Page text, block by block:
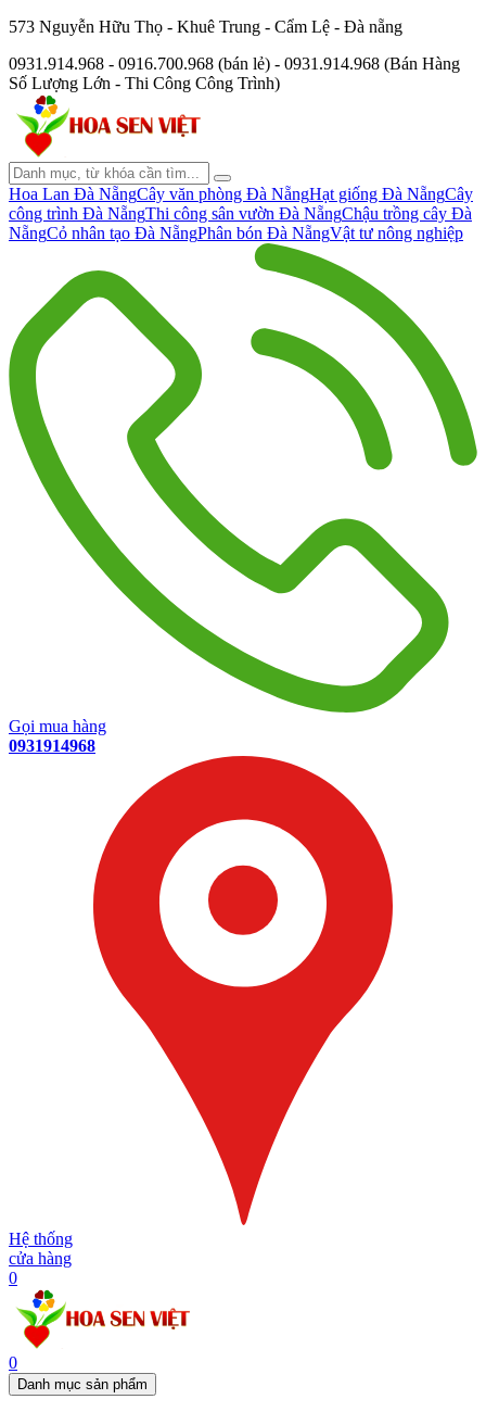
573 Nguyễn Hữu Thọ - Khuê Trung - Cẩm Lệ - Đà nẵng
0931.914.968 - 0916.700.968 (bán lẻ) - 0931.914.968 (Bán Hàng
Số Lượng Lớn - Thi Công Công Trình)
Hoa Lan Đà NẵngCây văn phòng Đà NẵngHạt giống Đà NẵngCây
công trình Đà NẵngThi công sân vườn Đà NẵngChậu trồng cây Đà
NẵngCỏ nhân tạo Đà NẵngPhân bón Đà NẵngVật tư nông nghiệp
Gọi mua hàng
0931914968
Hệ thống
cửa hàng
0
0
Danh mục sản phẩm